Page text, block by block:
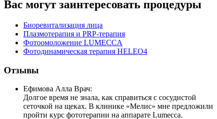
Вас могут заинтересовать процедуры
Биоревитализация лица
Плазмотерапия и PRP-терапия
Фотоомоложение LUMECCA
Фотодинамическая терапия HELEO4
Отзывы
Ефимова Алла Врач:
Долгое время не знала, как справиться с сосудистой
сеточкой на щеках. В клинике «Мелис» мне предложили
пройти курс фототерапии на аппарате Lumecca.